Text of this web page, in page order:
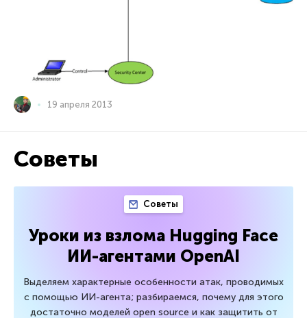
19 апреля 2013
Советы
Советы
Уроки из взлома Hugging Face
ИИ-агентами OpenAI
Выделяем характерные особенности атак, проводимых
с помощью ИИ-агента; разбираемся, почему для этого
достаточно моделей open source и как защитить от